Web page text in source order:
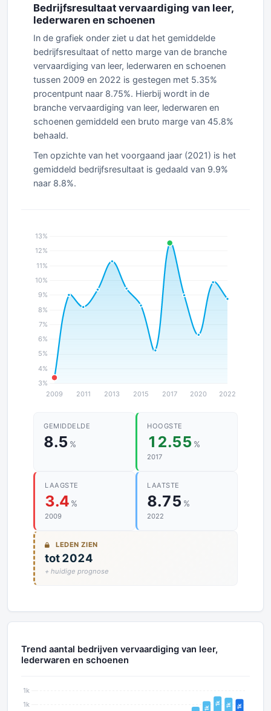
Bedrijfsresultaat vervaardiging van leer,
lederwaren en schoenen
In de grafiek onder ziet u dat het gemiddelde
bedrijfsresultaat of netto marge van de branche
vervaardiging van leer, lederwaren en schoenen
tussen 2009 en 2022 is gestegen met 5.35%
procentpunt naar 8.75%. Hierbij wordt in de
branche vervaardiging van leer, lederwaren en
schoenen gemiddeld een bruto marge van 45.8%
behaald.
Ten opzichte van het voorgaand jaar (2021) is het
gemiddeld bedrijfsresultaat is gedaald van 9.9%
naar 8.8%.
GEMIDDELDE
8.5 %
HOOGSTE
12.55 %
2017
LAAGSTE
3.4 %
2009
LAATSTE
8.75 %
2022
LEDEN ZIEN
tot 2024
+ huidige prognose
Trend aantal bedrijven vervaardiging van leer,
lederwaren en schoenen